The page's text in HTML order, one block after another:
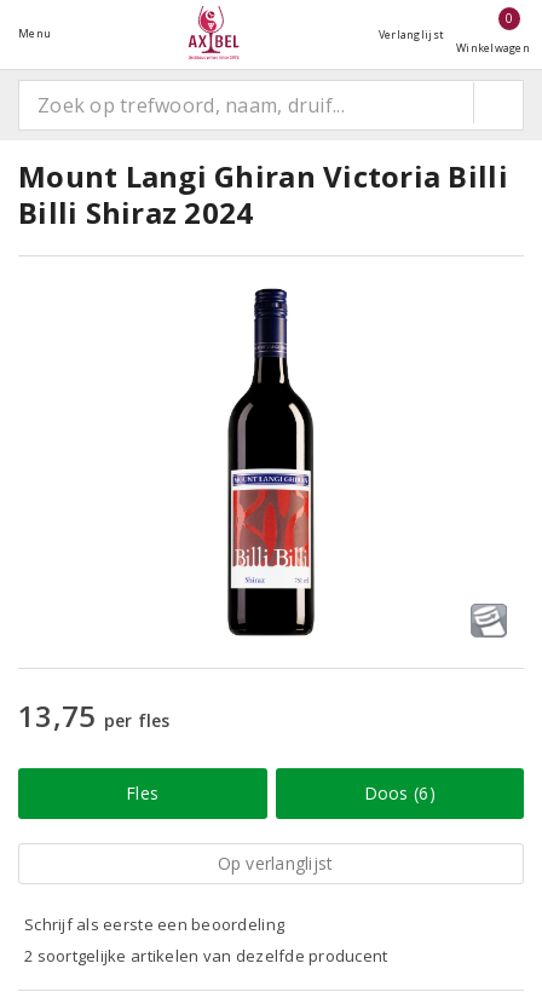
Menu Verlanglijst
0
Winkelwagen
Mount Langi Ghiran Victoria Billi
Billi Shiraz 2024
13,75 per fles
Fles Doos (6)
Op verlanglijst
Schrijf als eerste een beoordeling
2 soortgelijke artikelen van dezelfde producent